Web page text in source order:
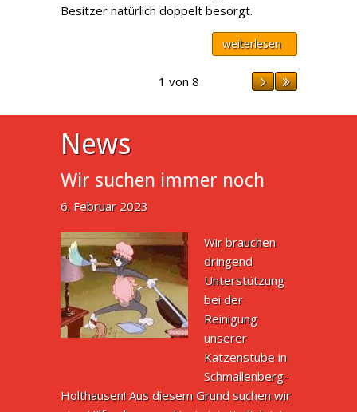
Besitzer natürlich doppelt besorgt.
weiterlesen
1 von 8
News
Wir suchen immer noch
6. Februar 2023
Wir brauchen
dringend
Unterstützung
bei der
Reinigung
unserer
Katzenstube in
Schmallenberg-
Holthausen! Aus diesem Grund suchen wir